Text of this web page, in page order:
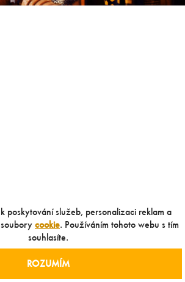
poskytování služeb, personalizaci reklam a
cookie. Používáním tohoto webu s tím
souhlasíte.
ROZUMÍM